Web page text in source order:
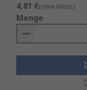
4,81 €(ohne MwSt.)
Menge